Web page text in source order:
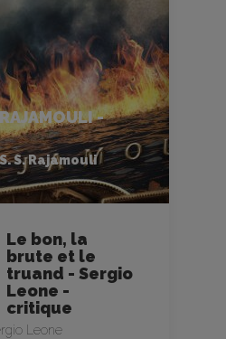
-
S. S. Rajamouli
Le bon, la
brute et le
truand - Sergio
Leone -
critique
Leone